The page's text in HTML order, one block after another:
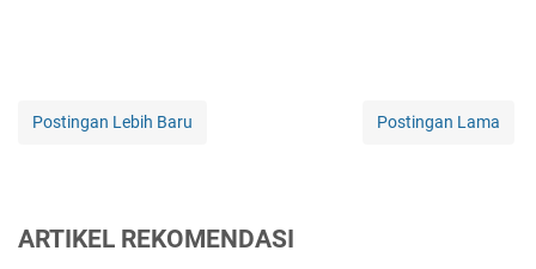
Postingan Lebih Baru Postingan Lama
ARTIKEL REKOMENDASI